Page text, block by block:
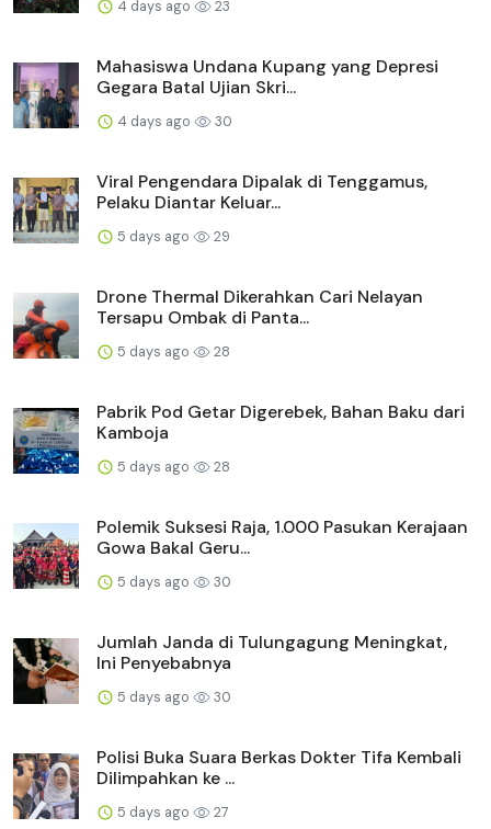
4 days ago 23
Mahasiswa Undana Kupang yang Depresi
Gegara Batal Ujian Skri...
4 days ago 30
Viral Pengendara Dipalak di Tenggamus,
Pelaku Diantar Keluar...
5 days ago 29
Drone Thermal Dikerahkan Cari Nelayan
Tersapu Ombak di Panta...
5 days ago 28
Pabrik Pod Getar Digerebek, Bahan Baku dari
Kamboja
5 days ago 28
Polemik Suksesi Raja, 1.000 Pasukan Kerajaan
Gowa Bakal Geru...
5 days ago 30
Jumlah Janda di Tulungagung Meningkat,
Ini Penyebabnya
5 days ago 30
Polisi Buka Suara Berkas Dokter Tifa Kembali
Dilimpahkan ke ...
5 days ago 27